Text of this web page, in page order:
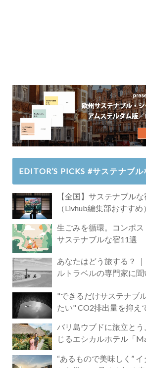
EDITOR’S PICKS #サステナブル
【全国】サステナブル
（Livhub編集部おすすめ）
生ごみを循環。コンポ
サステナブルな宿11選
あなたはどう旅する？ ｜ 英国サステナブ
ルトラベルの専門家に
"できるだけサステナブ
たい" CO2排出量を抑え
バリ島ウブドに旅立とう
じるエシカルホテル「
“あるもので美味しく”